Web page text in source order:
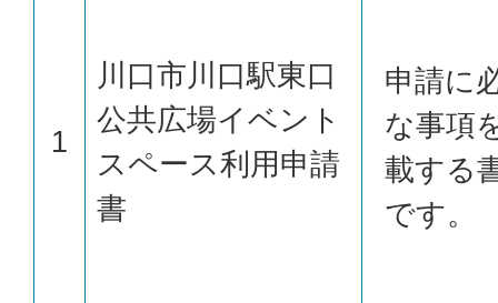
1
川口市川口駅東口
公共広場イベント
スペース利用申請
書
申請に
な事項
載する
です。